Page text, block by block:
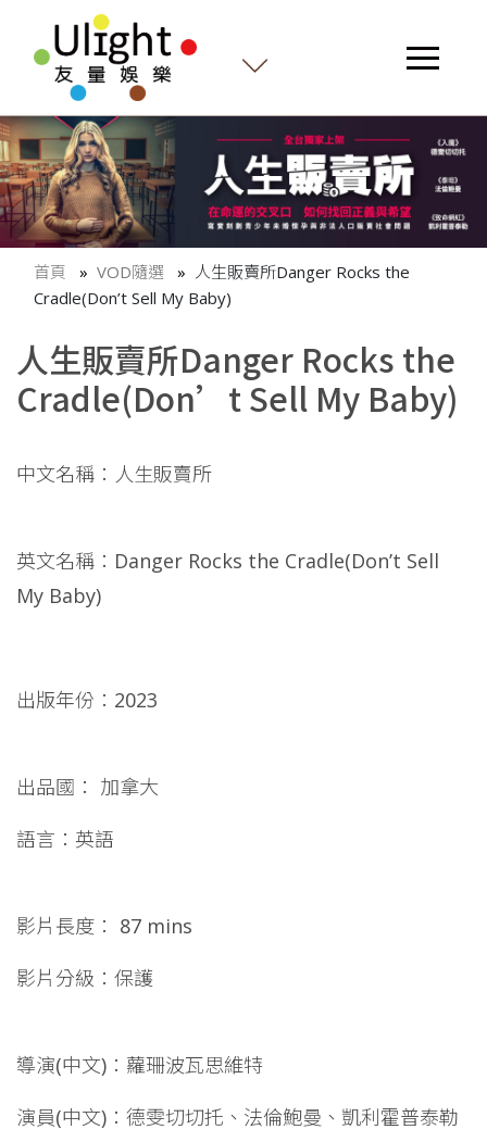
首頁 VOD隨選
人生販賣所Danger Rocks the
Cradle(Don’t Sell My Baby)
人生販賣所Danger Rocks the
Cradle(Don’t Sell My Baby)
中文名稱：人生販賣所
英文名稱：Danger Rocks the Cradle(Don’t Sell
My Baby)
出版年份：2023
出品國： 加拿大
語言：英語
影片長度： 87 mins
影片分級：保護
導演(中文)：蘿珊波瓦思維特
演員(中文)：德雯切切托、法倫鮑曼、凱利霍普泰勒